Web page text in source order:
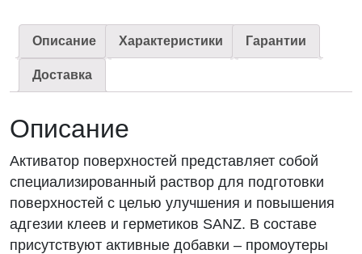
Описание Характеристики Гарантии
Доставка
Описание
Активатор поверхностей представляет собой
специализированный раствор для подготовки
поверхностей с целью улучшения и повышения
адгезии клеев и герметиков SANZ. В составе
присутствуют активные добавки – промоутеры